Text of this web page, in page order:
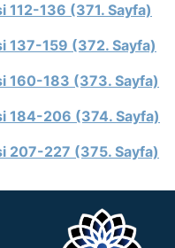
112-136 (371. Sayfa)
137-159 (372. Sayfa)
160-183 (373. Sayfa)
184-206 (374. Sayfa)
207-227 (375. Sayfa)